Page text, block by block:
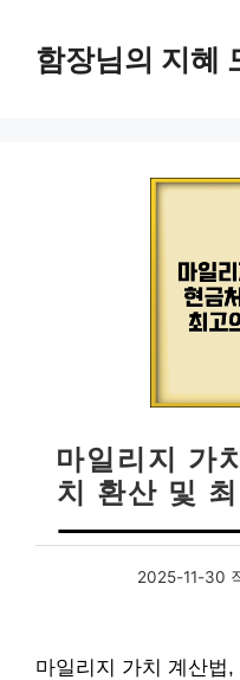
함장님의 지혜
마일리지 가
치 환산 및
2025-11-30
마일리지 가치 계산법